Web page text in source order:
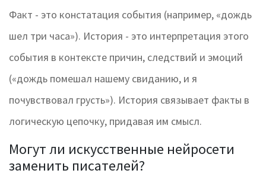
Факт - это констатация события (например, «дождь
шел три часа»). История - это интерпретация этого
события в контексте причин, следствий и эмоций
(«дождь помешал нашему свиданию, и я
почувствовал грусть»). История связывает факты в
логическую цепочку, придавая им смысл.
Могут ли искусственные нейросети
заменить писателей?